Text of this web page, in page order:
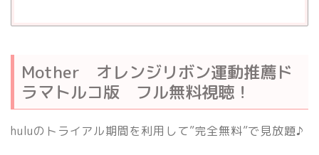
Mother オレンジリボン運動推薦ド
ラマトルコ版 フル無料視聴！
huluのトライアル期間を利用して”完全無料”で見放題♪